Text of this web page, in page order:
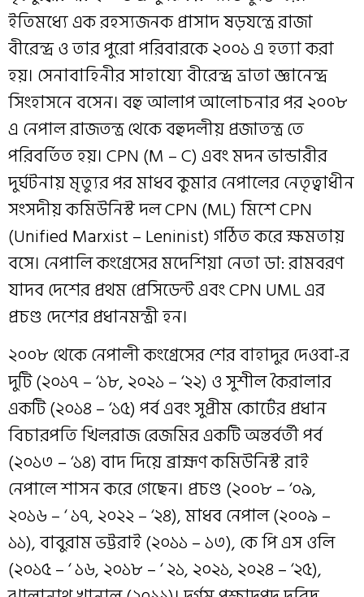
ইতিমধ্যে এক রহস্যজনক প্রাসাদ ষড়যন্ত্রে রাজা
বীরেন্দ্র ও তার পুরো পরিবারকে ২০০১ এ হত্যা করা
হয়। সেনাবাহিনীর সাহায্যে বীরেন্দ্র ভ্রাতা জ্ঞানেন্দ্র
সিংহাসনে বসেন। বহু আলাপ আলোচনার পর ২০০৮
এ নেপাল রাজতন্ত্র থেকে বহুদলীয় প্রজাতন্ত্র তে
পরিবর্তিত হয়। CPN (M – C) এবং মদন ভান্ডারীর
দুর্ঘটনায় মৃত্যুর পর মাধব কুমার নেপালের নেতৃত্বাধীন
সংসদীয় কমিউনিস্ট দল CPN (ML) মিশে CPN
(Unified Marxist – Leninist) গঠিত করে ক্ষমতায়
বসে। নেপালি কংগ্রেসের মদেশিয়া নেতা ডা: রামবরণ
যাদব দেশের প্রথম প্রেসিডেন্ট এবং CPN UML এর
প্রচণ্ড দেশের প্রধানমন্ত্রী হন।
২০০৮ থেকে নেপালী কংগ্রেসের শের বাহাদুর দেওবা-র
দুটি (২০১৭ – ‘১৮, ২০২১ – ‘২২) ও সুশীল কৈরালার
একটি (২০১৪ – ‘১৫) পর্ব এবং সুপ্রীম কোর্টের প্রধান
বিচারপতি খিলরাজ রেজমির একটি অন্তর্বর্তী পর্ব
(২০১৩ – ‘১৪) বাদ দিয়ে ব্রাহ্মণ কমিউনিস্ট রাই
নেপালে শাসন করে গেছেন। প্রচণ্ড (২০০৮ – ‘০৯,
২০১৬ – ‘ ১৭, ২০২২ – ‘২৪), মাধব নেপাল (২০০৯ –
১১), বাবুরাম ভট্টরাই (২০১১ – ১৩), কে পি এস ওলি
(২০১৫ – ‘ ১৬, ২০১৮ – ‘ ২১, ২০২১, ২০২৪ – ‘২৫),